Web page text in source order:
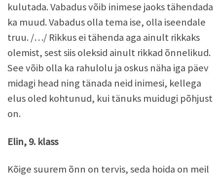
kulutada. Vabadus võib inimese jaoks tähendada
ka muud. Vabadus olla tema ise, olla iseendale
truu. /…/ Rikkus ei tähenda aga ainult rikkaks
olemist, sest siis oleksid ainult rikkad õnnelikud.
See võib olla ka rahulolu ja oskus näha iga päev
midagi head ning tänada neid inimesi, kellega
elus oled kohtunud, kui tänuks muidugi põhjust
on.
Elin, 9. klass
Kõige suurem õnn on tervis, seda hoida on meil